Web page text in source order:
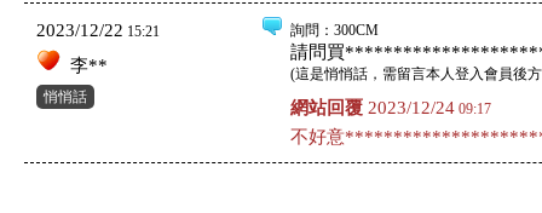
2023/12/22 15:21
李**
悄悄話
詢問 ：300CM
請問買
(這是悄悄話，需留言本人登入會員後
網站回覆 2023/12/24 09:17
不好意